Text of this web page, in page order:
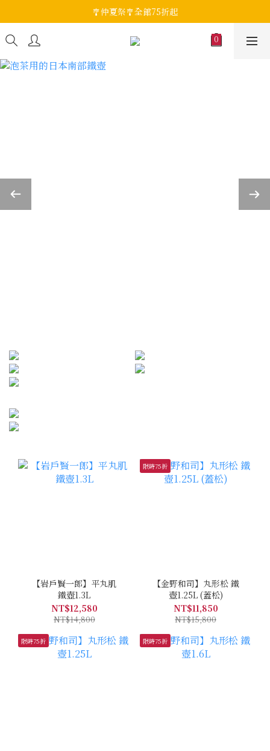
🎐仲夏祭🎐全館75折起
【岩戶賢一郎】平丸肌
鐵壺1.3L
NT$12,580
NT$14,800
限時75折
【金野和司】丸形松 鐵
壺1.25L (蓋松)
NT$11,850
NT$15,800
限時75折 限時75折